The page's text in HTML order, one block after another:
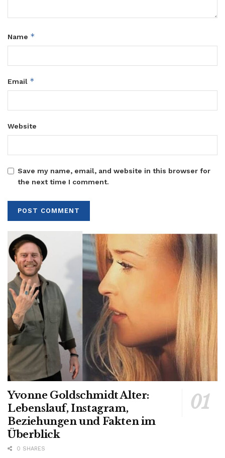
Name *
Email *
Website
Save my name, email, and website in this browser for
the next time I comment.
Yvonne Goldschmidt Alter:
Lebenslauf, Instagram,
Beziehungen und Fakten im
Überblick
0 SHARES